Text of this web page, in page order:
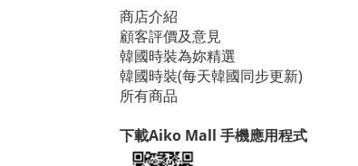
商店介紹
顧客評價及意見
韓國時裝為妳精選
韓國時裝(每天韓國同步更新)
所有商品
下載Aiko Mall 手機應用程式